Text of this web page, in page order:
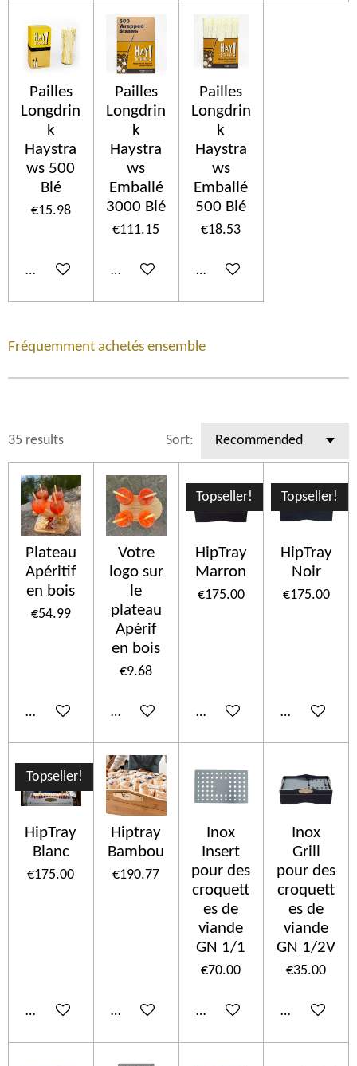
Pailles
Longdrin
k
Haystra
ws 500
Blé
€15.98
Add to cart
Pailles
Longdrin
k
Haystra
ws
Emballé
3000 Blé
€111.15
Add to cart
Pailles
Longdrin
k
Haystra
ws
Emballé
500 Blé
€18.53
Add to cart
Fréquemment achetés ensemble
35 results Sort:
Plateau
Apéritif
en bois
€54.99
Add to cart
Votre
logo sur
le
plateau
Apérif
en bois
€9.68
Add to cart
Topseller!
HipTray
Marron
€175.00
Add to cart
Topseller!
HipTray
Noir
€175.00
Add to cart
Topseller!
HipTray
Blanc
€175.00
Add to cart
Hiptray
Bambou
€190.77
Add to cart
Inox
Insert
pour des
croquett
es de
viande
GN 1/1
€70.00
Add to cart
Inox
Grill
pour des
croquett
es de
viande
GN 1/2V
€35.00
Add to cart